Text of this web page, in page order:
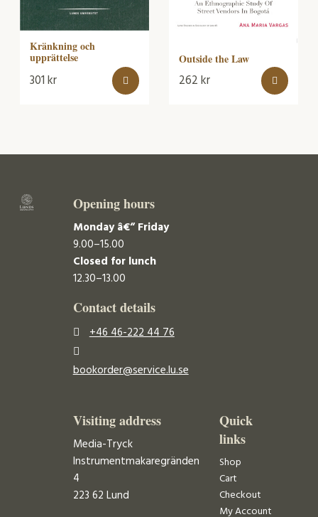
Kränkning och
upprättelse
301kr
Outside the Law
262kr
Opening hours
Monday â€“ Friday
9.00–15.00
Closed for lunch
12.30–13.00
Contact details
+46 46-222 44 76
bookorder@service.lu.se
Visiting address
Media-Tryck
Instrumentmakaregränden
4
223 62 Lund
Quick
links
Shop
Cart
Checkout
My Account